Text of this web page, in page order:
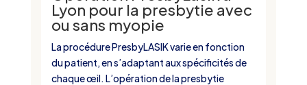
Lyon pour la presbytie avec
ou sans myopie
La procédure PresbyLASIK varie en fonction
du patient, en s’adaptant aux spécificités de
chaque œil. L’opération de la presbytie